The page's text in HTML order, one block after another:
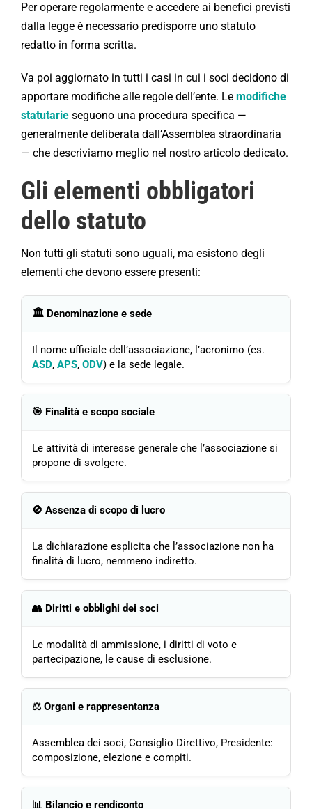
Per operare regolarmente e accedere ai benefici previsti
dalla legge è necessario predisporre uno statuto
redatto in forma scritta.
Va poi aggiornato in tutti i casi in cui i soci decidono di
apportare modifiche alle regole dell’ente. Le modifiche
statutarieseguono una procedura specifica —
generalmente deliberata dall’Assemblea straordinaria
— che descriviamo meglio nel nostro articolo dedicato.
Gli elementi obbligatori
dello statuto
Non tutti gli statuti sono uguali, ma esistono degli
elementi che devono essere presenti:
🏛️ Denominazione e sede
Il nome ufficiale dell’associazione, l’acronimo (es.
ASD, APS, ODV) e la sede legale.
🎯 Finalità e scopo sociale
Le attività di interesse generale che l’associazione si
propone di svolgere.
🚫 Assenza di scopo di lucro
La dichiarazione esplicita che l’associazione non ha
finalità di lucro, nemmeno indiretto.
👥 Diritti e obblighi dei soci
Le modalità di ammissione, i diritti di voto e
partecipazione, le cause di esclusione.
⚖️ Organi e rappresentanza
Assemblea dei soci, Consiglio Direttivo, Presidente:
composizione, elezione e compiti.
📊 Bilancio e rendiconto